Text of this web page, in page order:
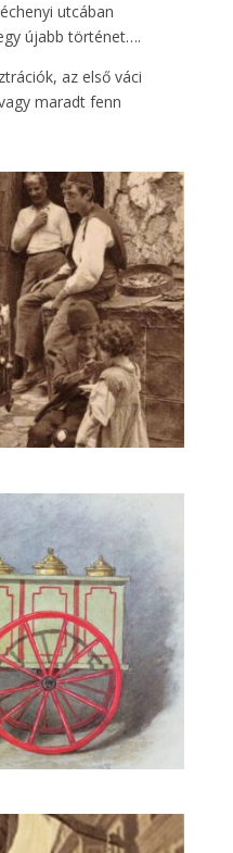
utcában
újabb történet….
az első váci
maradt fenn